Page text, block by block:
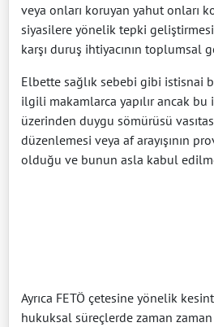
veya onları koruyan yahut onları
siyasilere yönelik tepki
karşı duruş ihtiyacının toplumsal
Elbette sağlık sebebi gibi istisnai
ilgili makamlarca yapılır ancak
üzerinden duygu sömürüsü
düzenlemesi veya af arayışının
olduğu ve bunun asla kabul
Ayrıca FETÖ çetesine yönelik
hukuksal süreçlerde zaman